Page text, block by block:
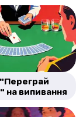
на випивання